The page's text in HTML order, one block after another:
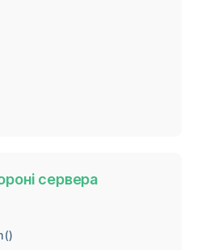
сервера